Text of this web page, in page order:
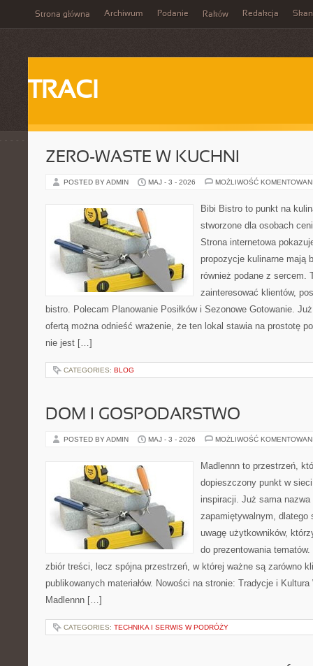
Strona główna Archiwum Podanie Raków Redakcja
TRACI
ZERO-WASTE W KUCHNI
POSTED BY ADMIN MAJ - 3 - 2026 MOŻLIWOŚĆ
Bibi Bistro to punkt na
stworzone dla osobach
Strona internetowa
propozycje kulinarne mają
również podane z sercem.
zainteresować klientów,
bistro. Polecam Planowanie Posiłków i Sezonowe Gotowanie.
ofertą można odnieść wrażenie, że ten lokal stawia na prostotę
nie jest […]
CATEGORIES: BLOG
DOM I GOSPODARSTWO
POSTED BY ADMIN MAJ - 3 - 2026 MOŻLIWOŚĆ
Madlennn to przestrzeń,
dopieszczony punkt w
inspiracji. Już sama
zapamiętywalnym, dlatego
uwagę użytkowników,
do prezentowania
zbiór treści, lecz spójna przestrzeń, w której ważne są zarówno
publikowanych materiałów. Nowości na stronie: Tradycje i
Madlennn […]
CATEGORIES: TECHNIKA I SERWIS W PODRÓŻY